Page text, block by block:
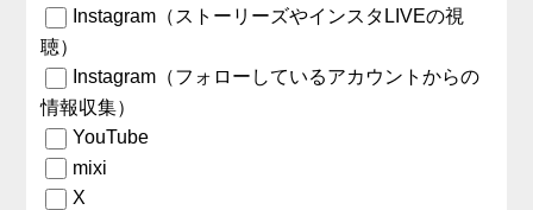
Instagram（ストーリーズやインスタLIVEの視
聴）
Instagram（フォローしているアカウントからの
情報収集）
YouTube
mixi
X